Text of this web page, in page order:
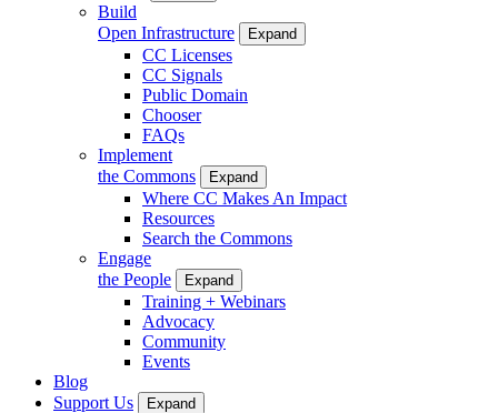
Build
Open Infrastructure
Expand
CC Licenses
CC Signals
Public Domain
Chooser
FAQs
Implement
the Commons
Expand
Where CC Makes An Impact
Resources
Search the Commons
Engage
the People
Expand
Training + Webinars
Advocacy
Community
Events
Blog
Support Us
Expand